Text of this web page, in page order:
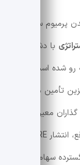
سهام
با دشواری
شده است.
تأمین مالی
معین
جذاب تر و برای شرکت امکان پذیرتر است. در واقع، انتشار STRE
سهام